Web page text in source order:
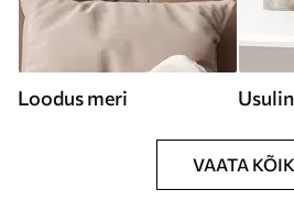
Loodus meri
VAATA